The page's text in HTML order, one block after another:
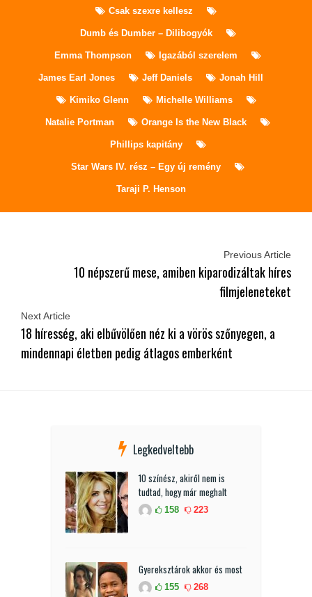
Csak szexre kellesz
Dumb és Dumber – Dilibogyók
Emma Thompson Igazából szerelem
James Earl Jones Jeff Daniels Jonah Hill
Kimiko Glenn Michelle Williams
Natalie Portman Orange Is the New Black
Phillips kapitány
Star Wars IV. rész – Egy új remény
Taraji P. Henson
Previous Article
10 népszerű mese, amiben kiparodizáltak híres
filmjeleneteket
Next Article
18 híresség, aki elbűvölően néz ki a vörös szőnyegen, a
mindennapi életben pedig átlagos emberként
Legkedveltebb
10 színész, akiről nem is
tudtad, hogy már meghalt
158 223
Gyereksztárok akkor és most
155 268